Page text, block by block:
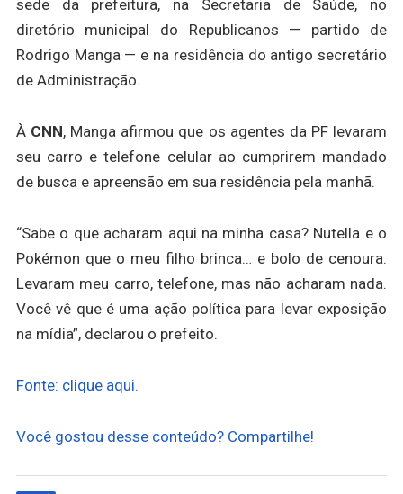
sede da prefeitura, na Secretaria de Saúde, no
diretório municipal do Republicanos — partido de
Rodrigo Manga — e na residência do antigo secretário
de Administração.
À CNN, Manga afirmou que os agentes da PF levaram
seu carro e telefone celular ao cumprirem mandado
de busca e apreensão em sua residência pela manhã.
“Sabe o que acharam aqui na minha casa? Nutella e o
Pokémon que o meu filho brinca… e bolo de cenoura.
Levaram meu carro, telefone, mas não acharam nada.
Você vê que é uma ação política para levar exposição
na mídia”, declarou o prefeito.
Fonte: clique aqui.
Você gostou desse conteúdo? Compartilhe!